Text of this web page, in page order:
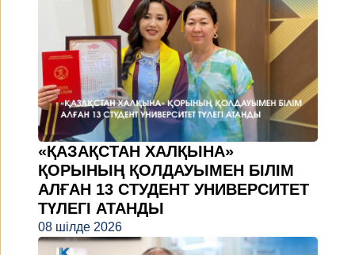
«ҚАЗАҚСТАН ХАЛҚЫНА»
ҚОРЫНЫҢ ҚОЛДАУЫМЕН БІЛІМ
АЛҒАН 13 СТУДЕНТ УНИВЕРСИТЕТ
ТҮЛЕГІ АТАНДЫ
08 шілде 2026